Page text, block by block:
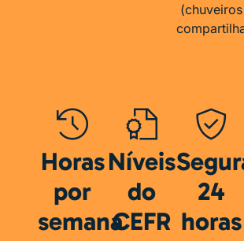
(chuveiros
Horas
por
semana
Níveis
do
CEFR
24
horas